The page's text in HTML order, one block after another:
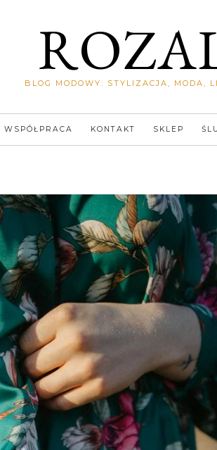
BLOG MODOWY: STYLIZACJA, MODA,
WSPÓŁPRACA KONTAKT SKLEP